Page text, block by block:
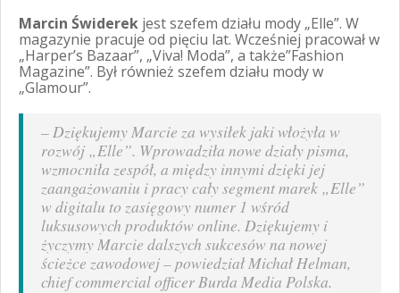
Marcin Świderek jest szefem działu mody „Elle”. W
magazynie pracuje od pięciu lat. Wcześniej pracował w
„Harper’s Bazaar”, „Viva! Moda”, a także”Fashion
Magazine”. Był również szefem działu mody w
„Glamour”.
– Dziękujemy Marcie za wysiłek jaki włożyła w
rozwój „Elle”. Wprowadziła nowe działy pisma,
wzmocniła zespół, a między innymi dzięki jej
zaangażowaniu i pracy cały segment marek „Elle”
w digitalu to zasięgowy numer 1 wśród
luksusowych produktów online. Dziękujemy i
życzymy Marcie dalszych sukcesów na nowej
ścieżce zawodowej– powiedział Michał Helman,
chief commercial officer Burda Media Polska.